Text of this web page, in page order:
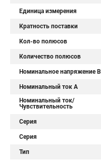
Единица измерения
Кратность поставки
Кол-во полюсов
Количество полюсов
Номинальное напряжение В
Номинальный ток A
Номинальный ток/
Чувствительность
Серия
Серия
Тип